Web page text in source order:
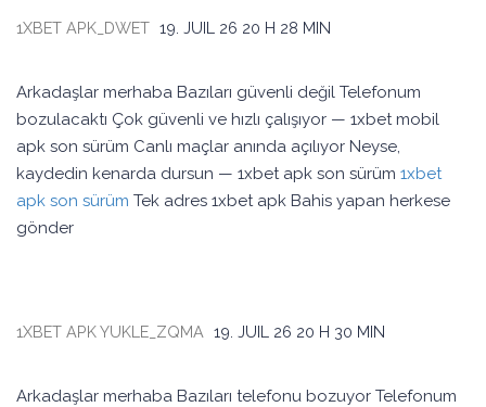
1XBET APK_DWET 19. JUIL 26 20 H 28 MIN
Arkadaşlar merhaba Bazıları güvenli değil Telefonum
bozulacaktı Çok güvenli ve hızlı çalışıyor — 1xbet mobil
apk son sürüm Canlı maçlar anında açılıyor Neyse,
kaydedin kenarda dursun — 1xbet apk son sürüm 1xbet
apk son sürüm Tek adres 1xbet apk Bahis yapan herkese
gönder
1XBET APK YUKLE_ZQMA 19. JUIL 26 20 H 30 MIN
Arkadaşlar merhaba Bazıları telefonu bozuyor Telefonum